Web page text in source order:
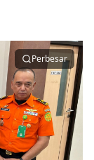
Perbesar